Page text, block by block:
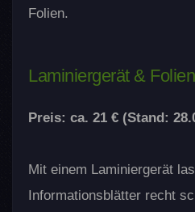
Folien.
Laminiergerät & Folien
Preis: ca. 21 € (Stand:
Mit einem Laminiergerät
Informationsblätter recht